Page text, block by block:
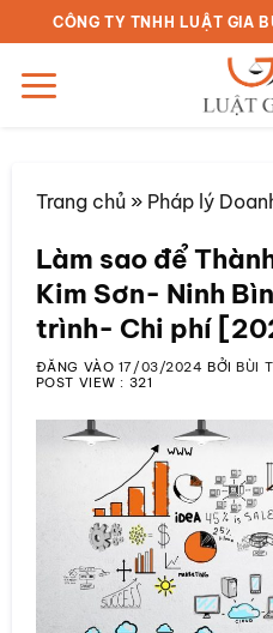
qua
nội
dung
CÔNG TY TNHH LUẬT GIA
Trang chủ» Pháp lý
Làm sao để
Kim Sơn- Ninh
trình- Chi phí
ĐĂNG VÀO 17/03/2024 BỞIBÙI
POST VIEW : 321